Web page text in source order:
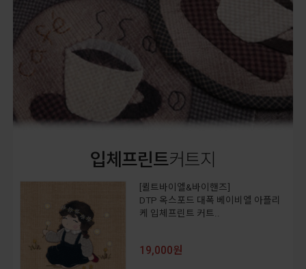
입체프린트커트지
[퀼트바이엘&바이핸즈]
DTP 옥스포드 대폭 베이비엘 아플리
케 입체프린트 커트..
19,000원